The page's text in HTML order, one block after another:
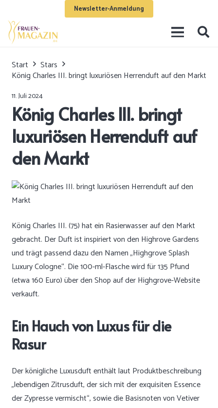
Newsletter-Anmeldung
Start
Stars
König Charles III. bringt luxuriösen Herrenduft auf den Markt
11. Juli 2024
König Charles III. bringt
luxuriösen Herrenduft auf
den Markt
König Charles III. (75) hat ein Rasierwasser auf den Markt
gebracht. Der Duft ist inspiriert von den Highrove Gardens
und trägt passend dazu den Namen „Highgrove Splash
Luxury Cologne“. Die 100-ml-Flasche wird für 135 Pfund
(etwa 160 Euro) über den Shop auf der Highgrove-Website
verkauft.
Ein Hauch von Luxus für die
Rasur
Der königliche Luxusduft enthält laut Produktbeschreibung
„lebendigen Zitrusduft, der sich mit der exquisiten Essence
der Zypresse vermischt“, sowie die Basisnoten von Vetiver